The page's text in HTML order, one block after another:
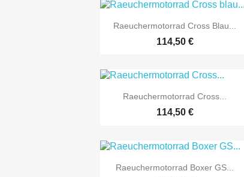
 Vorschau
Raeuchermotorrad Cross Blau...
114,50 €
 Vorschau
Raeuchermotorrad Cross...
114,50 €
 Vorschau
Raeuchermotorrad Boxer GS...